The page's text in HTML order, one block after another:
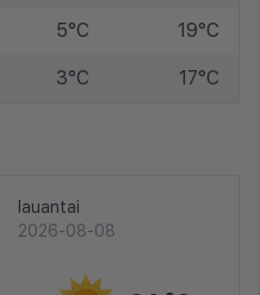
5°C 19°C
3°C 17°C
lauantai
2026-08-08